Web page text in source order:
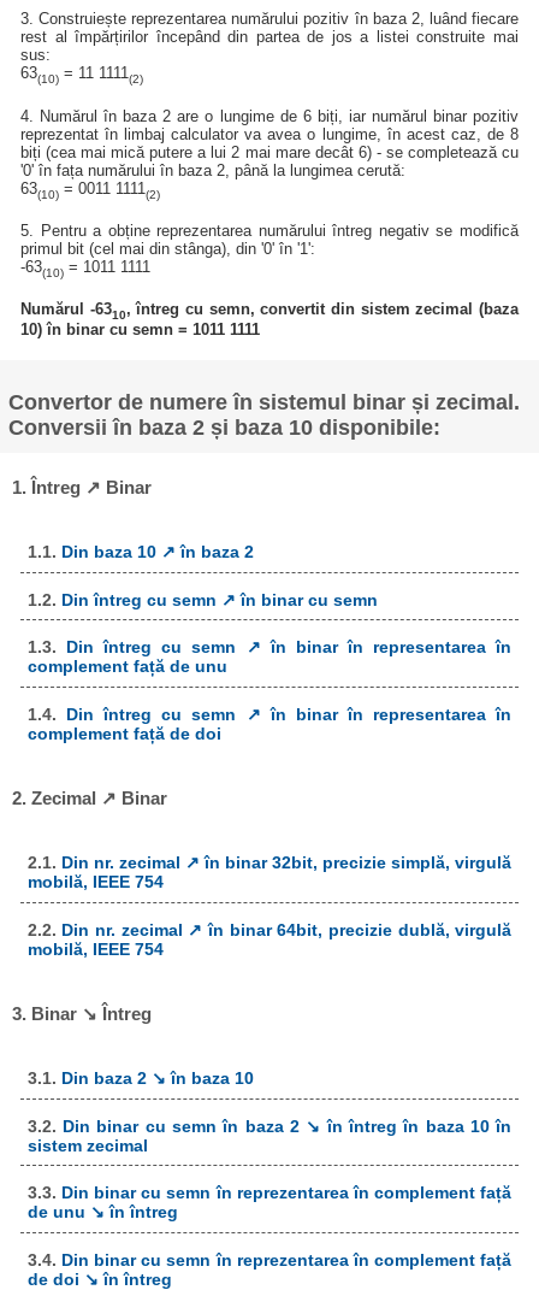
3. Construiește reprezentarea numărului pozitiv în baza 2, luând fiecare
rest al împărțirilor începând din partea de jos a listei construite mai
sus:
63(10) = 11 1111(2)
4. Numărul în baza 2 are o lungime de 6 biți, iar numărul binar pozitiv
reprezentat în limbaj calculator va avea o lungime, în acest caz, de 8
biți (cea mai mică putere a lui 2 mai mare decât 6) - se completează cu
'0' în fața numărului în baza 2, până la lungimea cerută:
63(10) = 0011 1111(2)
5. Pentru a obține reprezentarea numărului întreg negativ se modifică
primul bit (cel mai din stânga), din '0' în '1':
-63(10) = 1011 1111
Numărul -6310, întreg cu semn, convertit din sistem zecimal (baza
10) în binar cu semn = 1011 1111
Convertor de numere în sistemul binar și zecimal.
Conversii în baza 2 și baza 10 disponibile:
1. Întreg ↗ Binar
1.1. Din baza 10 ↗ în baza 2
1.2. Din întreg cu semn ↗ în binar cu semn
1.3. Din întreg cu semn ↗ în binar în representarea în
complement față de unu
1.4. Din întreg cu semn ↗ în binar în representarea în
complement față de doi
2. Zecimal ↗ Binar
2.1. Din nr. zecimal ↗ în binar 32bit, precizie simplă, virgulă
mobilă, IEEE 754
2.2. Din nr. zecimal ↗ în binar 64bit, precizie dublă, virgulă
mobilă, IEEE 754
3. Binar ↘ Întreg
3.1. Din baza 2 ↘ în baza 10
3.2. Din binar cu semn în baza 2 ↘ în întreg în baza 10 în
sistem zecimal
3.3. Din binar cu semn în reprezentarea în complement față
de unu ↘ în întreg
3.4. Din binar cu semn în reprezentarea în complement față
de doi ↘ în întreg